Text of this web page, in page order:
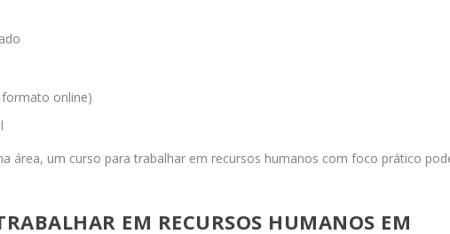
formato online)
área, um curso para trabalhar em recursos humanos com foco prático
EM RECURSOS HUMANOS EM